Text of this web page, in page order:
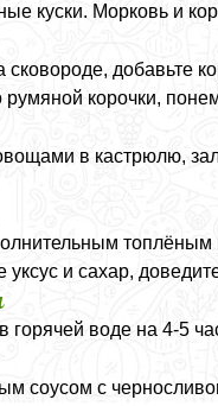
куски. Морковь и
сковороде, добавьте
корочки,
в кастрюлю,
уксус и сахар,
воде на 4-5
соусом с